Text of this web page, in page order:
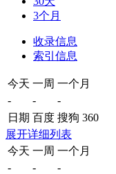
3个月
收录信息
索引信息
今天 一周 一个月
-
-
-
日期 百度 搜狗 360
展开详细列表
今天 一周 一个月
-
-
-